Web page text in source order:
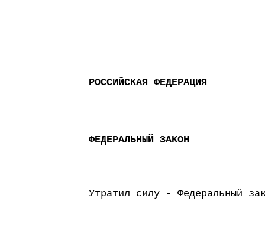
РОССИЙСКАЯ ФЕДЕРАЦИЯ
ФЕДЕРАЛЬНЫЙ ЗАКОН
Утратил силу - Федеральный